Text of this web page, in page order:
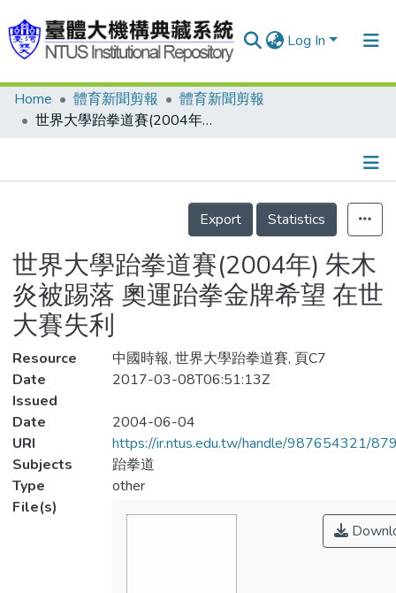
Log In
Communities & Collections
Statistics
Home 體育新聞剪報
體育新聞剪報
世界大學跆拳道賽(2004年) 朱木炎被踢落 奧運跆拳金牌希望 在世大賽失利
Details
Export
Statistics
世界大學跆拳道賽(2004年) 朱木
炎被踢落 奧運跆拳金牌希望 在世
大賽失利
Resource
中國時報, 世界大學跆拳道賽, 頁C7
Date
Issued
2017-03-08T06:51:13Z
Date
2004-06-04
URI
https://ir.ntus.edu.tw/handle/987654321/
Subjects
跆拳道
Type
other
File(s)